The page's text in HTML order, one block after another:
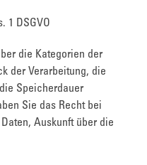
1 DSGVO
die Kategorien der
der Verarbeitung, die
Speicherdauer
Sie das Recht bei
Auskunft über die